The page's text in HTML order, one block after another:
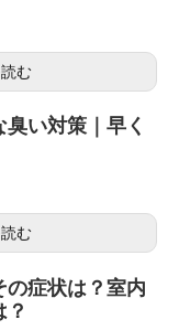
む
い対策｜早く
む
の症状は？室内
？